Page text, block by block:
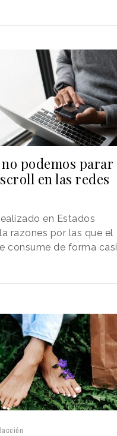
podemos parar
en las redes
en Estados
razones por las que el
consume de forma casi